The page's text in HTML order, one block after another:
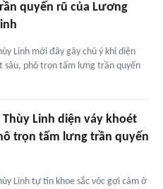
quyến rũ của Lương
Linh mới đây gây chú ý khi diện
sâu, phô trọn tấm lưng trần quyến
Linh diện váy khoét
trọn tấm lưng trần quyến
Linh tự tin khoe sắc vóc gợi cảm ở